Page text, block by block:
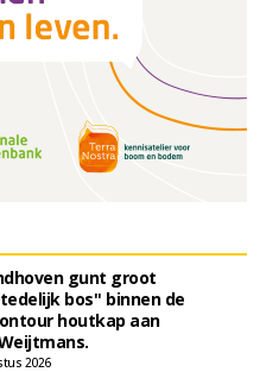
gunt groot
bos'' binnen de
houtkap aan
2026